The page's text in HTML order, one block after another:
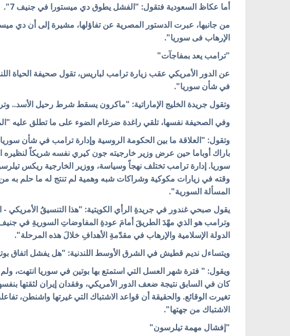
أما عكاظ السعودية فتقول: "الفشل يطوق دي ميستورا في جنيف 7".
من جانبها، عبرت الدستور المصرية عن تفاؤلها، مشيرة إلى أن دي
الإرهاب فى سوريا".
"ترامب يعد بمفاجآت"
عن الدور الأمريكي عقب زيارة ترامب لباريس، تقول صحيفة الحياة
في شأن سوريا".
وتقول جريدة الخليج الإماراتية: "ماكرون يسقط شرط رحيل الأسد..
وفي الصحيفة نفسها، تلقي راغدة ضرغام الضوء على ما تطلق عليه
وتقول: "العلاقة ما بين الحكومة الروسية وإدارة ترامب في شأن
باراك أوباما حين عرض وزير خارجيته جون كيري نفسه شريكاً
سوريا. إدارة ترامب تختلف نهجاً وسياسة، ووزير الخارجية ريكس
وقته في زيارات مكوكية وشراكات شبه وهمية لم تنتج له ما حلم به
المسألة السورية".
يقول صبحي غندور في جريدةِ الرأي الكويتية: "هذا التنسيقُ الأمريكي -
وترامب هو الذي مهّدَ الطريقَ أمامَ عودةِ المفاوضاتِ السوريةِ في
الدولة الإسلامية والإرهاب في مقدّمةِ الأهدافِ خلالَ هذه المرحلة".
ويتساءل نديم قطيش في الشرق الأوسط اللندنية: "هل يفشل اتفاق
ويقول: " فترة شهر العسل التي استمتع بها بوتين في سوريا انتهت، ولم
كان في السابق نتيجة ضعف الدور الأمريكي، وفقدان إيران لثقتها
تغيرت الوقائع. والحقيقة أن قواعد الاشتباك التي غيرتها واشنطن،
الاشتباك من جهتها".
"إفشال مهمة تيلرسون"